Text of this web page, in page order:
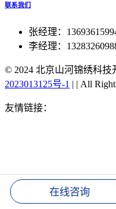
联系我们
张经理：
李经理：
© 2024 北京山河锦绣科技
2023013125号-1 | | All
友情链接：
湖北北斗授时装置 北
修改
北斗卫星授时 接口
在线咨询